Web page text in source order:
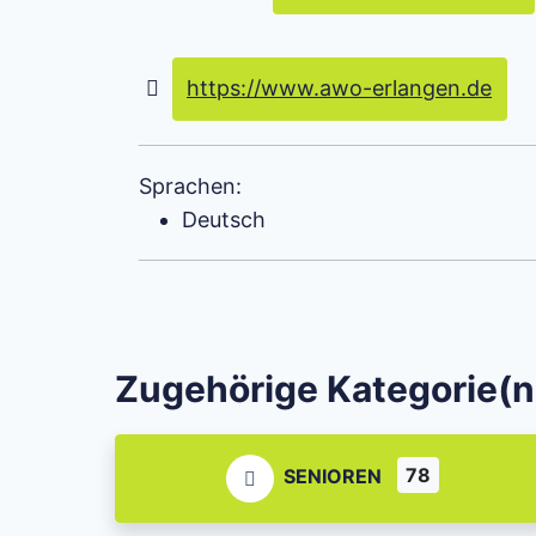
https://www.awo-erlangen.de
Sprachen:
Deutsch
Zugehörige
SENIOREN 78